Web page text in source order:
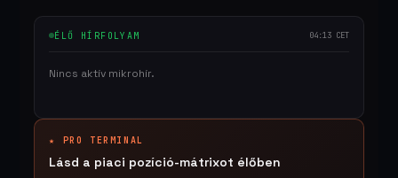
ÉLŐ HÍRFOLYAM 04:13 CET
Nincs aktív mikrohír.
★ PRO TERMINAL
Lásd a piaci pozíció-mátrixot élőben